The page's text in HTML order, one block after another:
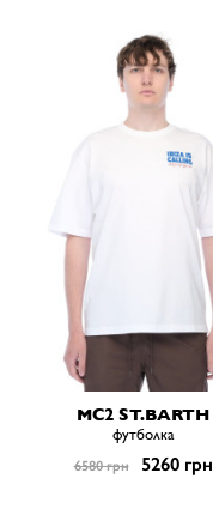
MC2 ST.BARTH
футболка
6580 грн 5260 грн